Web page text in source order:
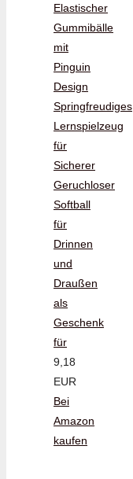
Elastischer
Gummibälle
mit
Pinguin
Design
Springfreudiges
Lernspielzeug
für
Sicherer
Geruchloser
Softball
für
Drinnen
und
Draußen
als
Geschenk
für
9,18
EUR
Bei
Amazon
kaufen